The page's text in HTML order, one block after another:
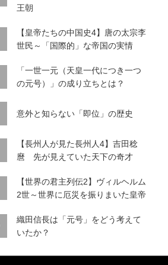
王朝
【皇帝たちの中国史4】唐の太宗李
世民～「国際的」な帝国の実情
「一世一元（天皇一代につき一つ
の元号）」の成り立ちとは？
意外と知らない「即位」の歴史
【長州人が見た長州人4】吉田稔
麿 先が見えていた天下の奇才
【世界の君主列伝2】ヴィルヘルム
2世～世界に厄災を振りまいた皇帝
織田信長は「元号」をどう考えて
いたか？